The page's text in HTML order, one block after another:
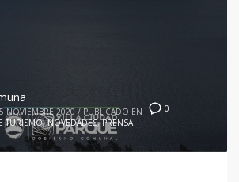
0
NOVIEMBRE 2020 / PUBLICADO EN
TURISMO,NOVEDADES,PRENSA